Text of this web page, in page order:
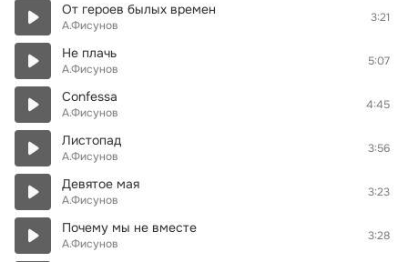
От героев былых времен
А.Фисунов
3:21
Не плачь
А.Фисунов
5:07
Confessa
А.Фисунов
4:45
Листопад
А.Фисунов
3:56
Девятое мая
А.Фисунов
3:23
Почему мы не вместе
А.Фисунов
3:28